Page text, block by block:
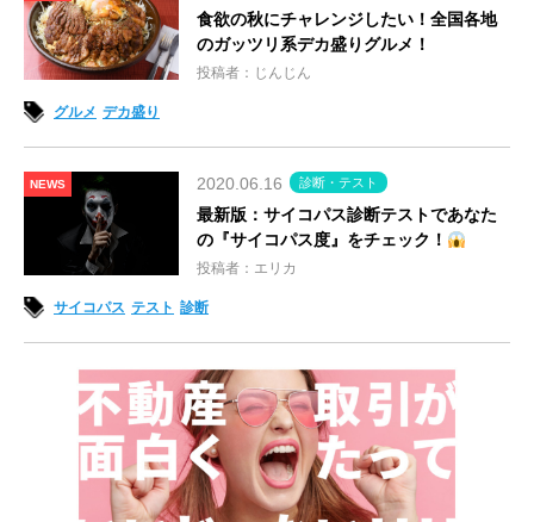
食欲の秋にチャレンジしたい！全国各地
のガッツリ系デカ盛りグルメ！
投稿者：じんじん
グルメ デカ盛り
NEWS 2020.06.16 診断・テスト
最新版：サイコパス診断テストであなた
の『サイコパス度』をチェック！
投稿者：エリカ
サイコパス テスト 診断